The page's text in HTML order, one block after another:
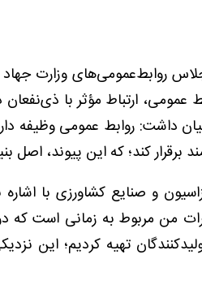
روابط‌عمومی‌های وزارت جهاد
در حوزه روابط عمومی، ارتباط مؤثر با
داشت: روابط عمومی وظیفه
برقرار کند؛ که این پیوند، اصل
و صنایع کشاورزی با
من مربوط به زمانی است که در
تهیه کردیم؛ این